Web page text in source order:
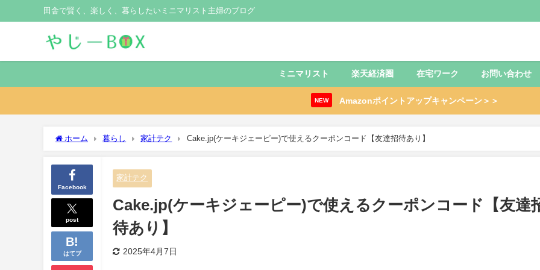
田舎で賢く、楽しく、暮らしたいミニマリスト主婦のブログ
ミニマリスト 楽天経済圏 在宅ワーク お問い合わせ
NEW Amazonポイントアップキャンペーン＞＞
ホーム 暮らし 家計テク Cake.jp(ケーキジェーピー)で使えるクーポンコード【友達招待あり】
Facebook
post
はてブ
家計テク
Cake.jp(ケーキジェーピー)で使えるクーポンコード【友達
待あり】
2025年4月7日